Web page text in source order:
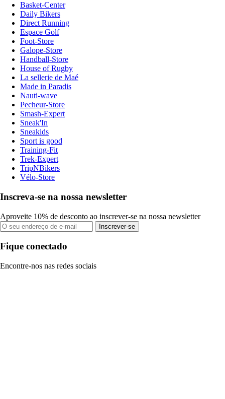
Basket-Center
Daily Bikers
Direct Running
Espace Golf
Foot-Store
Galope-Store
Handball-Store
House of Rugby
La sellerie de Maé
Made in Paradis
Nauti-wave
Pecheur-Store
Smash-Expert
Sneak'In
Sneakids
Sport is good
Training-Fit
Trek-Expert
TripNBikers
Vélo-Store
Inscreva-se na nossa newsletter
Aproveite 10% de desconto ao inscrever-se na nossa newsletter
Inscrever-se
Fique conectado
Encontre-nos nas redes sociais